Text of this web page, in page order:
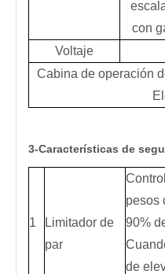
con
Voltaje
Cabina de operación
3-Características de
1
Limitador de
par
pesos
90%
de